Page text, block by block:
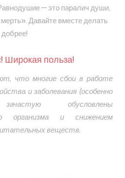
— это паралич души,
Давайте вместе делать
добрее!
Широкая польза!
что многие сбои в работе
и заболевания (особенно
обусловлены
организма и снижением
веществ.